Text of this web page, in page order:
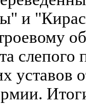
и
уставов